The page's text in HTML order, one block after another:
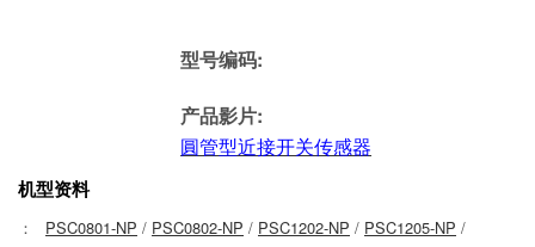
型号编码:
产品影片:
圓管型近接开关传感器
机型资料
： PSC0801-NP / PSC0802-NP / PSC1202-NP / PSC1205-NP /